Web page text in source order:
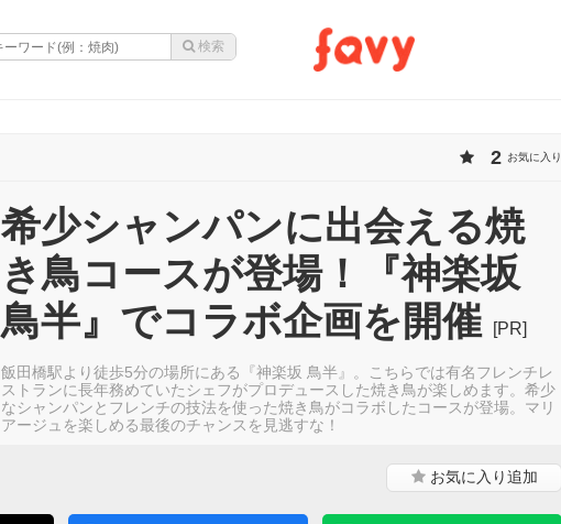
2 お気に入り
希少シャンパンに出会える焼
き鳥コースが登場！『神楽坂
鳥半』でコラボ企画を開催
[PR]
飯田橋駅より徒歩5分の場所にある『神楽坂 鳥半』。こちらでは有名フレンチレ
ストランに長年務めていたシェフがプロデュースした焼き鳥が楽しめます。希少
なシャンパンとフレンチの技法を使った焼き鳥がコラボしたコースが登場。マリ
アージュを楽しめる最後のチャンスを見逃すな！
お気に入り追加